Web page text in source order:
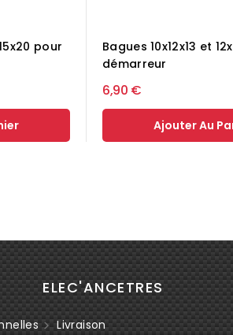
pour
Bagues 10x12x13 et
démarreur
6,90 €
Ajouter Au
ELEC'ANCETRES
Livraison